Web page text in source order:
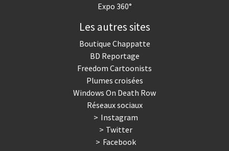
Expo 360°
Les autres sites
Boutique Chappatte
BD Reportage
Freedom Cartoonists
Plumes croisées
Windows On Death Row
Réseaux sociaux
Instagram
Twitter
Facebook